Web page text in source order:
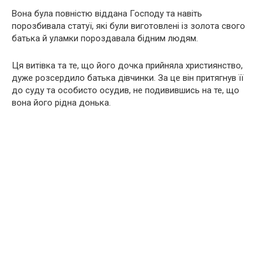
Вона була повністю віддана Господу та навіть
порозбивала статуї, які були виготовлені із золота свого
батька й уламки пороздавала бідним людям.
Ця витівка та те, що його дочка прийняла християнство,
дуже розсердило батька дівчинки. За це він притягнув її
до суду та особисто осудив, не подивившись на те, що
вона його рідна донька.